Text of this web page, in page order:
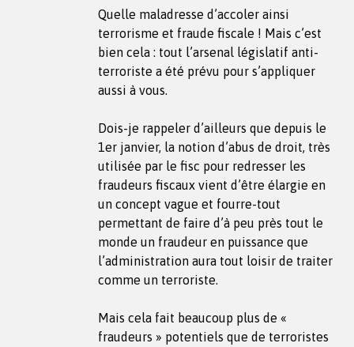
Quelle maladresse d’accoler ainsi
terrorisme et fraude fiscale ! Mais c’est
bien cela : tout l’arsenal législatif anti-
terroriste a été prévu pour s’appliquer
aussi à vous.
Dois-je rappeler d’ailleurs que depuis le
1er janvier, la notion d’abus de droit, très
utilisée par le fisc pour redresser les
fraudeurs fiscaux vient d’être élargie en
un concept vague et fourre-tout
permettant de faire d’à peu près tout le
monde un fraudeur en puissance que
l’administration aura tout loisir de traiter
comme un terroriste.
Mais cela fait beaucoup plus de «
fraudeurs » potentiels que de terroristes